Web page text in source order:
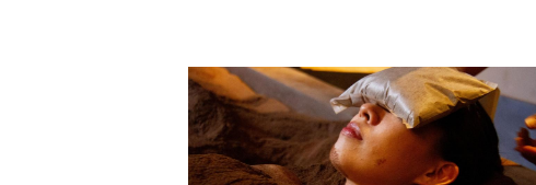
トでたどる歴史講座 ■実施時期：通年（火曜
日除く） ■申込締切：３日前